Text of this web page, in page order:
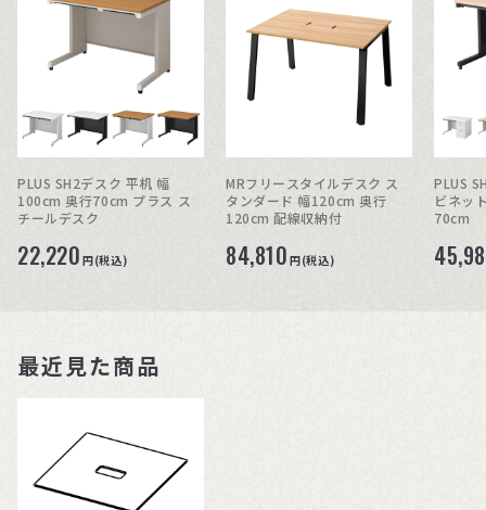
PLUS SH2デスク 平机 幅
100cm 奥行70cm プラス ス
チールデスク
22,220 円(税込)
MRフリースタイルデスク ス
タンダード 幅120cm 奥行
120cm 配線収納付
84,810 円(税込)
PLUS
ビネッ
70cm
最近見た商品